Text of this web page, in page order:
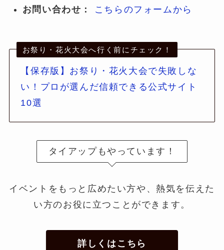
お問い合わせ：
こちらのフォームから
お祭り・花火大会へ行く前にチェック！
【保存版】お祭り・花火大会で失敗しな
い！プロが選んだ信頼できる公式サイト
10選
タイアップもやっています！
イベントをもっと広めたい方や、熱気を伝えた
い方のお役に立つことができます。
詳しくはこちら